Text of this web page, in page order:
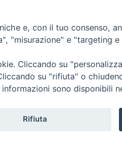
Policy
e, con il tuo consenso,
"misurazione" e "targeting
Cliccando su
su "rifiuta" o
sono disponibili
Rifiuta